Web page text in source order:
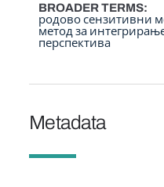
BROADER TERMS
родово сензитивни
метод за
перспектива
Metadata